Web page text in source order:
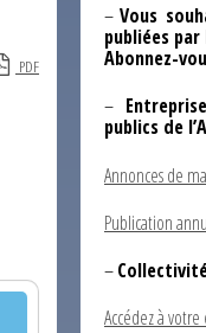
PDF
–Vous
publiées
Abonnez-
–
publics de
Annonces de
Publication
–
Accédez à